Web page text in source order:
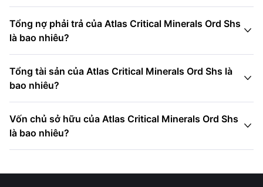
Tổng nợ phải trả của Atlas Critical Minerals Ord Shs
là bao nhiêu?

Tổng tài sản của Atlas Critical Minerals Ord Shs là
bao nhiêu?

Vốn chủ sở hữu của Atlas Critical Minerals Ord Shs
là bao nhiêu?
